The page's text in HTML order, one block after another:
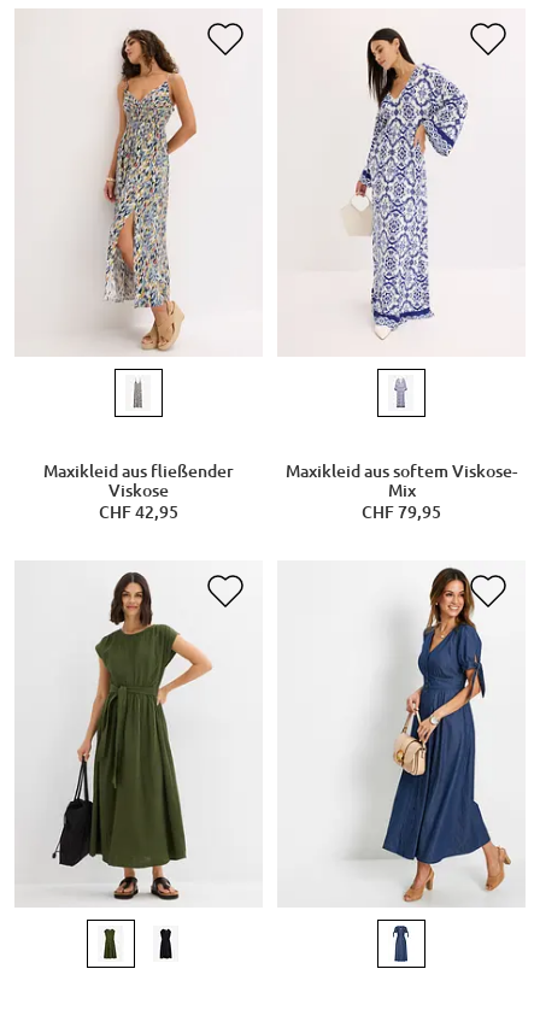
Maxikleid aus fließender
Viskose
CHF 42,95
Maxikleid aus softem Viskose-
Mix
CHF 79,95